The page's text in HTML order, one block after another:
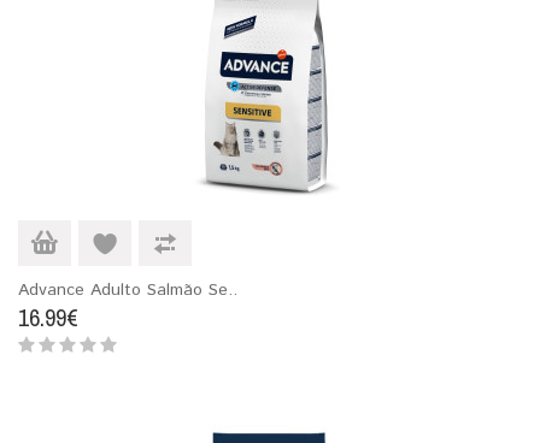
Advance Adulto Salmão Se..
16.99€